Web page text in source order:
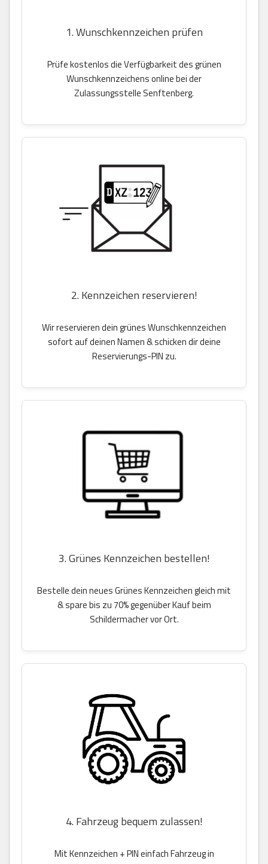
1. Wunschkennzeichen prüfen
Prüfe kostenlos die Verfügbarkeit des grünen
Wunschkennzeichens online bei der
Zulassungsstelle Senftenberg.
2. Kennzeichen reservieren!
Wir reservieren dein grünes Wunschkennzeichen
sofort auf deinen Namen & schicken dir deine
Reservierungs-PIN zu.
3. Grünes Kennzeichen bestellen!
Bestelle dein neues Grünes Kennzeichen gleich mit
& spare bis zu 70% gegenüber Kauf beim
Schildermacher vor Ort.
4. Fahrzeug bequem zulassen!
Mit Kennzeichen + PIN einfach Fahrzeug in